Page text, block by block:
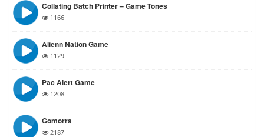
Collating Batch Printer – Game Tones
1166
Alienn Nation Game
1129
Pac Alert Game
1208
Gomorra
2187